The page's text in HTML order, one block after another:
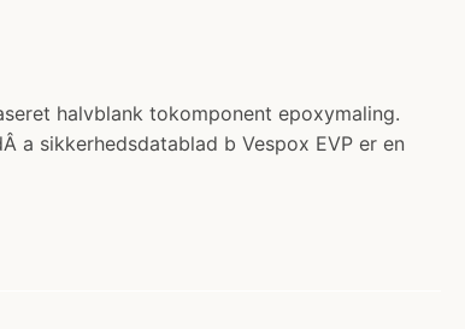
halvblank tokomponent epoxymaling.
sikkerhedsdatablad b Vespox EVP er en